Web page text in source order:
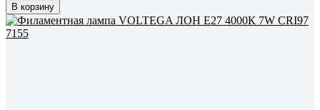
В корзину